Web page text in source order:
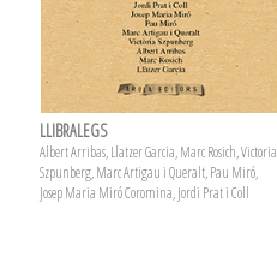
LLIBRALEGS
Albert Arribas, Llatzer Garcia, Marc Rosich, Victoria
Szpunberg, Marc Artigau i Queralt, Pau Miró,
Josep Maria Miró Coromina, Jordi Prat i Coll